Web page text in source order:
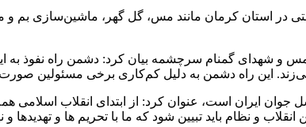
در استان کرمان مانند مس، گل گهر، ماشین‌سازی بم و
شهدای گمنام سرچشمه بیان کرد: دشمن راه نفوذ به
می‌زند. این راه دشمن به دلیل کم‌کاری برخی مسئولین
ایران است، عنوان کرد: از ابتدای انقلاب اسلامی
و نظام باید تبیین شود که ما با تحریم ها و